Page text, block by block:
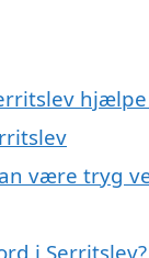
hjælpe
være tryg
i Serritslev?